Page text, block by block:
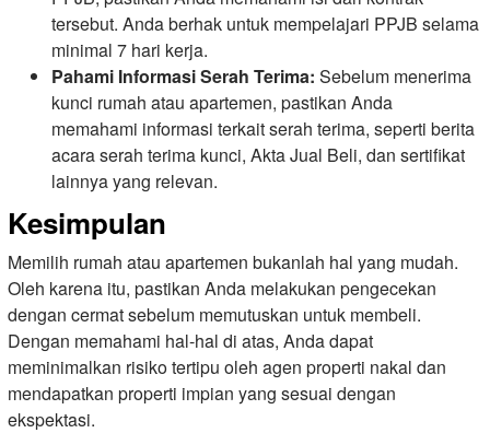
tersebut. Anda berhak untuk mempelajari PPJB selama
minimal 7 hari kerja.
Pahami Informasi Serah Terima: Sebelum menerima
kunci rumah atau apartemen, pastikan Anda
memahami informasi terkait serah terima, seperti berita
acara serah terima kunci, Akta Jual Beli, dan sertifikat
lainnya yang relevan.
Kesimpulan
Memilih rumah atau apartemen bukanlah hal yang mudah.
Oleh karena itu, pastikan Anda melakukan pengecekan
dengan cermat sebelum memutuskan untuk membeli.
Dengan memahami hal-hal di atas, Anda dapat
meminimalkan risiko tertipu oleh agen properti nakal dan
mendapatkan properti impian yang sesuai dengan
ekspektasi.